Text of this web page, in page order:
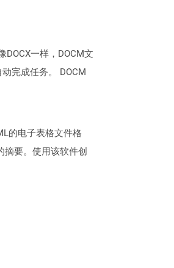
一样，DOCM文
完成任务。 DOCM
的电子表格文件格
要。使用该软件创